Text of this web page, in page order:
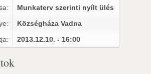
Munkaterv szerinti nyílt ülés
Községháza Vadna
2013.12.10. - 16:00